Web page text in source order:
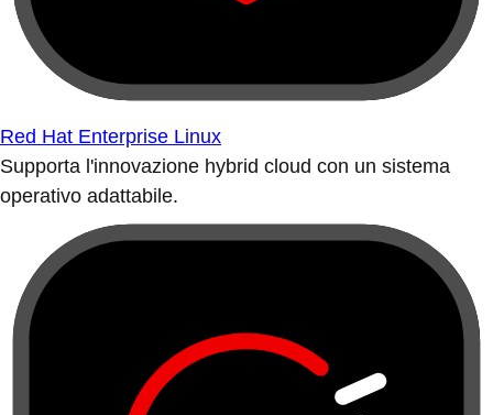
Red Hat Enterprise Linux
Supporta l'innovazione hybrid cloud con un sistema
operativo adattabile.